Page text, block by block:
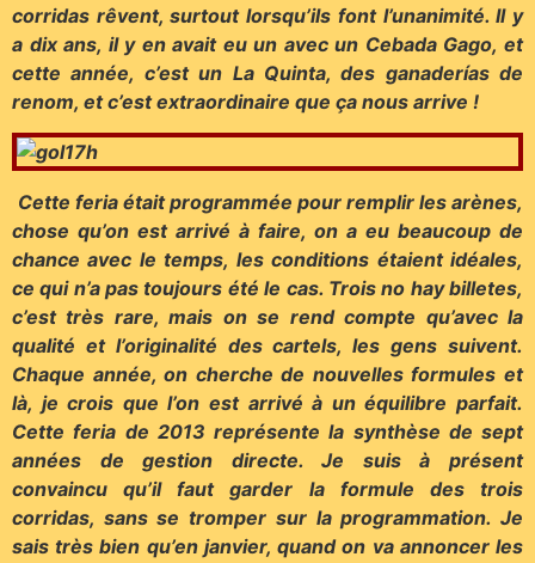
corridas rêvent, surtout lorsqu’ils font l’unanimité. Il y
a dix ans, il y en avait eu un avec un Cebada Gago, et
cette année, c’est un La Quinta, des ganaderías de
renom, et c’est extraordinaire que ça nous arrive !
Cette feria était programmée pour remplir les arènes,
chose qu’on est arrivé à faire, on a eu beaucoup de
chance avec le temps, les conditions étaient idéales,
ce qui n’a pas toujours été le cas. Trois no hay billetes,
c’est très rare, mais on se rend compte qu’avec la
qualité et l’originalité des cartels, les gens suivent.
Chaque année, on cherche de nouvelles formules et
là, je crois que l’on est arrivé à un équilibre parfait.
Cette feria de 2013 représente la synthèse de sept
années de gestion directe. Je suis à présent
convaincu qu’il faut garder la formule des trois
corridas, sans se tromper sur la programmation. Je
sais très bien qu’en janvier, quand on va annoncer les